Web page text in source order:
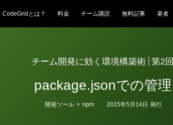
CodeGridとは？ 料金 チーム購読 無料記事 著者
チーム開発に効く環境構築術 第2回
package.jsonでの管理
カ
開発ツール > npm 2015年5月14日 発行